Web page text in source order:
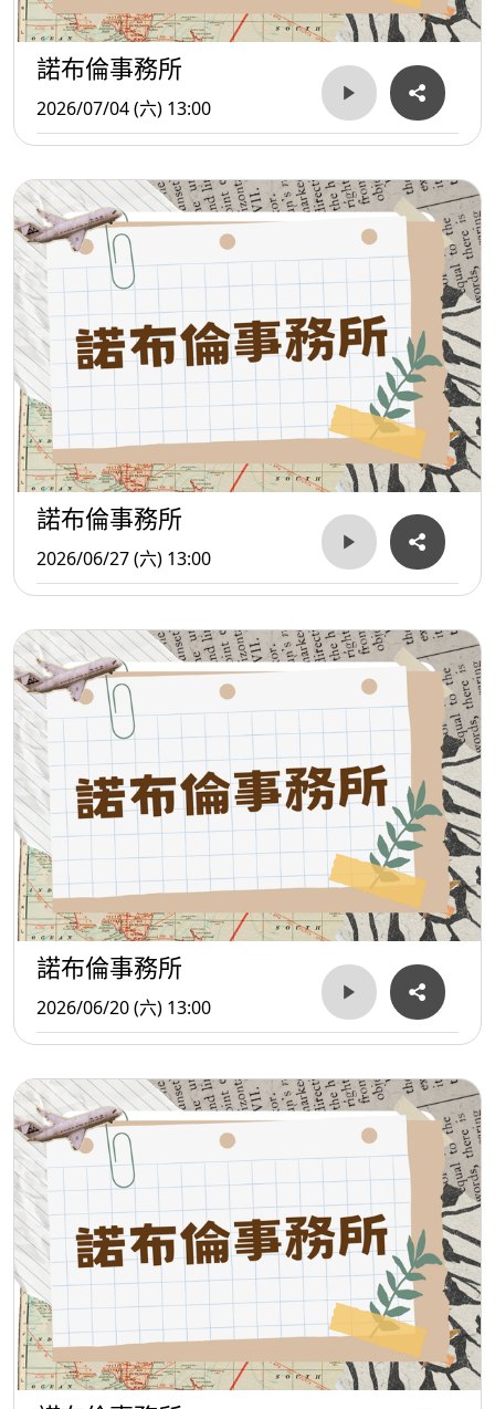
諾布倫事務所
2026/07/04 (六) 13:00
諾布倫事務所
2026/06/27 (六) 13:00
諾布倫事務所
2026/06/20 (六) 13:00